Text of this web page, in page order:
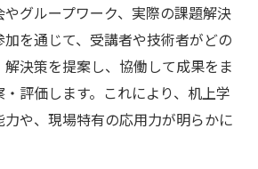
が一体化する土木教育のポイン
力を測る土木評価の新たなアプロ
グループワーク、実際の課題解決
を通じて、受講者や技術者がどの
決策を提案し、協働して成果をま
評価します。これにより、机上学
や、現場特有の応用力が明らかに